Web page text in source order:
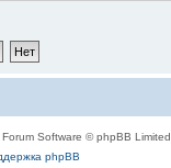
Software © phpBB Limited
phpBB